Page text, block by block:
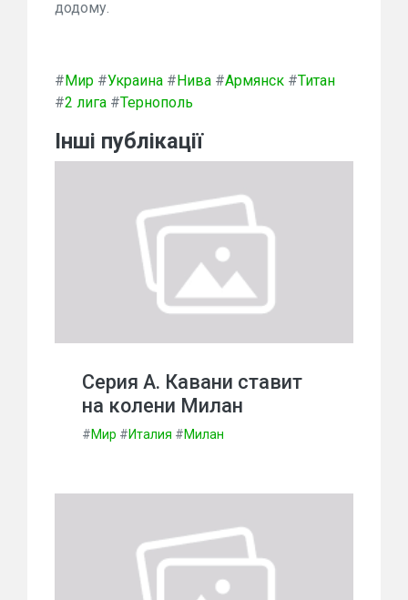
додому.
#Мир #Украина #Нива #Армянск #Титан
#2 лига #Тернополь
Інші публікації
Серия А. Кавани ставит
на колени Милан
#Мир #Италия #Милан